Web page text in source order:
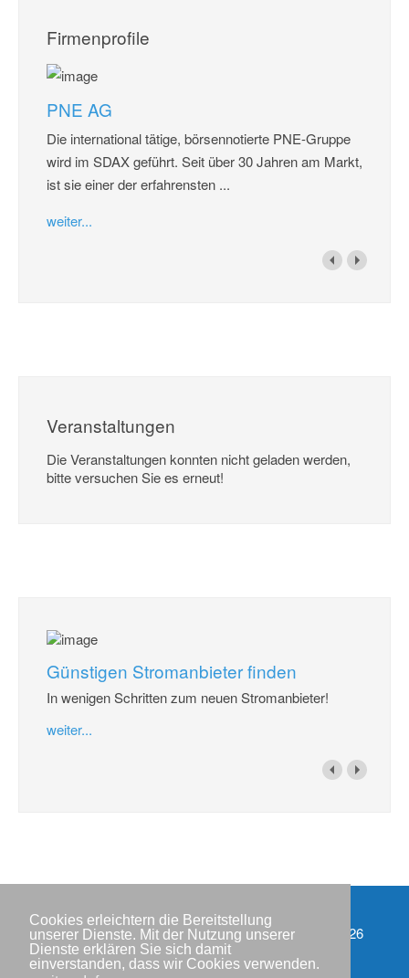
Cookies erleichtern die Bereitstellung
unserer Dienste. Mit der Nutzung unserer
Dienste erklären Sie sich damit
einverstanden, dass wir Cookies verwenden.
Firmenprofile
PNE AG
Die international tätige, börsennotierte PNE-Gruppe
wird im SDAX geführt. Seit über 30 Jahren am Markt,
ist sie einer der erfahrensten ...
weiter...
Veranstaltungen
Die Veranstaltungen konnten nicht geladen werden,
bitte versuchen Sie es erneut!
Günstigen Stromanbieter finden
In wenigen Schritten zum neuen Stromanbieter!
weiter...
Impressum
Datenschutzerklärung
Copyright © IWR 2026